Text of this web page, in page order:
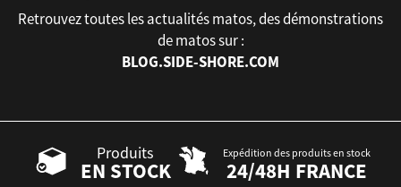
Retrouvez toutes les actualités matos, des démonstrations
de matos sur :
BLOG.SIDE-SHORE.COM
Produits
EN STOCK
Expédition des produits en stock
24/48H FRANCE